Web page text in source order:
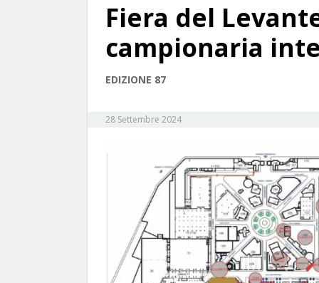
Fiera del
campionaria
EDIZIONE 87
28 Settembre 2024